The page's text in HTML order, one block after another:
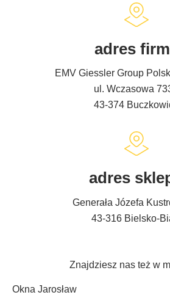
adres
EMV Giessler Group
ul. Wczasowa
43-374
adres
Generała Józefa
43-316 Bielsko-
Znajdziesz nas też w
Okna Jarosław